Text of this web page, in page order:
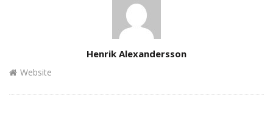
Henrik Alexandersson
Website